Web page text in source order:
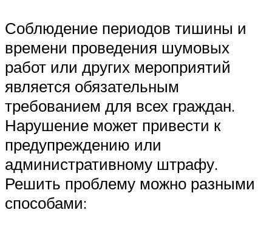
Соблюдение периодов тишины и
времени проведения шумовых
работ или других мероприятий
является обязательным
требованием для всех граждан.
Нарушение может привести к
предупреждению или
административному штрафу.
Решить проблему можно разными
способами: